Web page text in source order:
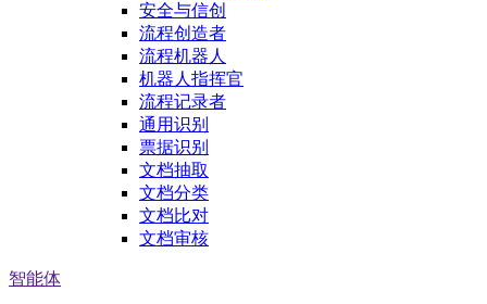
安全与信创
流程创造者
流程机器人
机器人指挥官
流程记录者
通用识别
票据识别
文档抽取
文档分类
文档比对
文档审核
智能体